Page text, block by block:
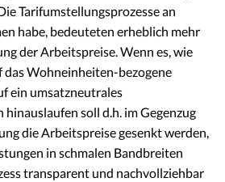
Tarifumstellungsprozesse an
habe, bedeuteten erheblich mehr
der Arbeitspreise. Wenn es, wie
das Wohneinheiten-bezogene
ein umsatzneutrales
soll d.h. im Gegenzug
die Arbeitspreise gesenkt werden,
in schmalen Bandbreiten
transparent und nachvollziehbar